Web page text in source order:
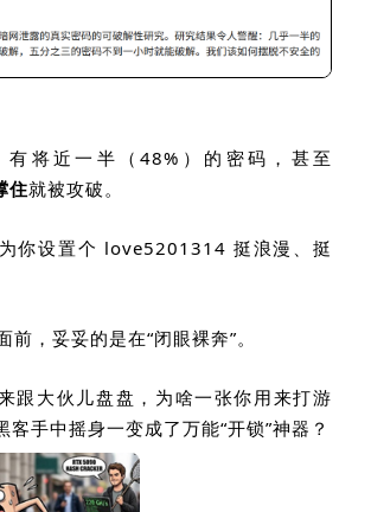
有将近一半（48% ）的密码，甚至
住就被攻破。
你设置个 love5201314 挺浪漫、挺
前，妥妥的是在“闭眼裸奔”。
跟大伙儿盘盘，为啥一张你用来打游
客手中摇身一变成了万能“开锁”神器？